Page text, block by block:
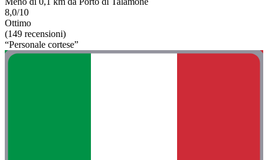
8,0/10
Ottimo
(149 recensioni)
“Personale cortese”